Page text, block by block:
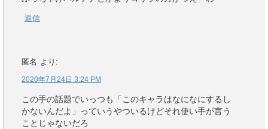
返信
匿名 より:
2020年7月24日 3:24 PM
この手の話題でいっつも「このキャラはなになにするし
かないんだよ」っていうやついるけどそれ使い手が言う
ことじゃないだろ